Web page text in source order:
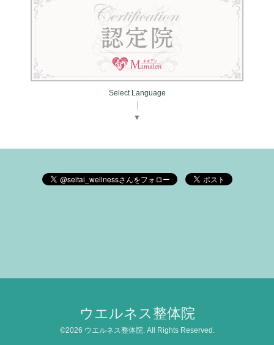
Select Language
▼
ウエルネス整体院
©2026 ウエルネス整体院. All Rights Reserved.